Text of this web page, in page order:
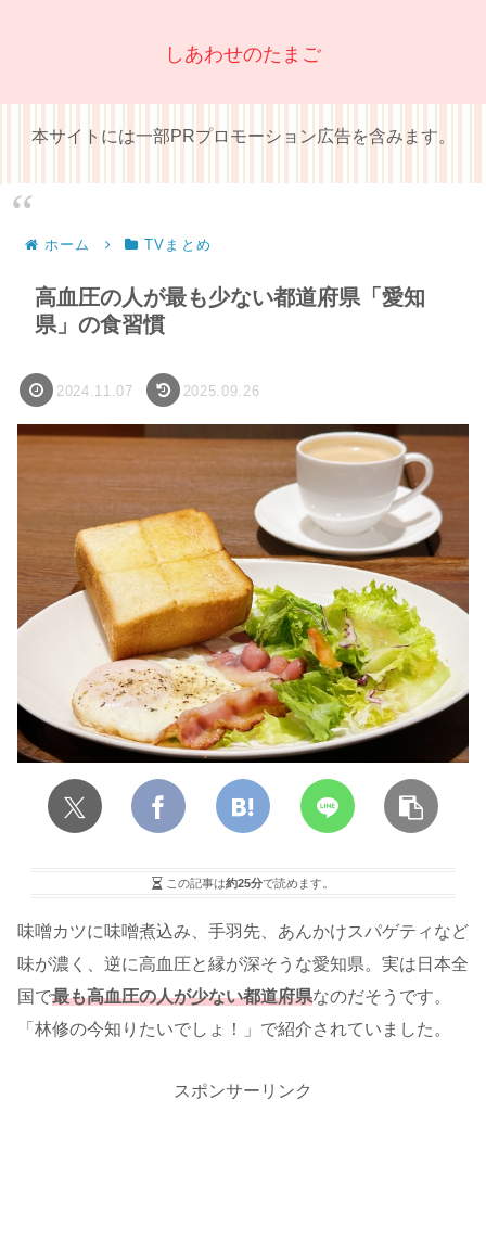
しあわせのたまご
本サイトには一部PRプロモーション広告を含みます。
ホーム TVまとめ
高血圧の人が最も少ない都道府県「愛知
県」の食習慣
2024.11.07 2025.09.26
この記事は約25分で読めます。
味噌カツに味噌煮込み、手羽先、あんかけスパゲティなど
味が濃く、逆に高血圧と縁が深そうな愛知県。実は日本全
国で最も高血圧の人が少ない都道府県なのだそうです。
「林修の今知りたいでしょ！」で紹介されていました。
スポンサーリンク